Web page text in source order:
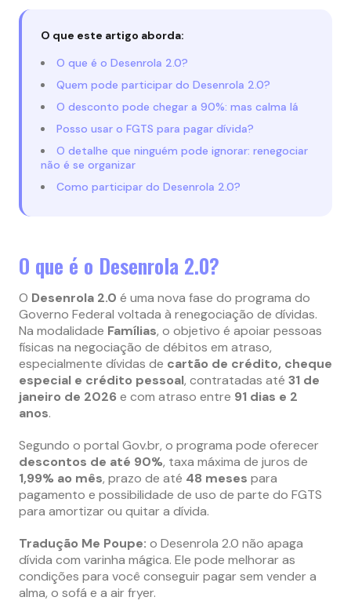
O que este artigo aborda:
O que é o Desenrola 2.0?
Quem pode participar do Desenrola 2.0?
O desconto pode chegar a 90%: mas calma lá
Posso usar o FGTS para pagar dívida?
O detalhe que ninguém pode ignorar: renegociar
não é se organizar
Como participar do Desenrola 2.0?
O que é o Desenrola 2.0?
O Desenrola 2.0 é uma nova fase do programa do
Governo Federal voltada à renegociação de dívidas.
Na modalidade Famílias, o objetivo é apoiar pessoas
físicas na negociação de débitos em atraso,
especialmente dívidas de cartão de crédito, cheque
especial e crédito pessoal, contratadas até 31 de
janeiro de 2026 e com atraso entre 91 dias e 2
anos.
Segundo o portal Gov.br, o programa pode oferecer
descontos de até 90%, taxa máxima de juros de
1,99% ao mês, prazo de até 48 meses para
pagamento e possibilidade de uso de parte do FGTS
para amortizar ou quitar a dívida.
Tradução Me Poupe: o Desenrola 2.0 não apaga
dívida com varinha mágica. Ele pode melhorar as
condições para você conseguir pagar sem vender a
alma, o sofá e a air fryer.